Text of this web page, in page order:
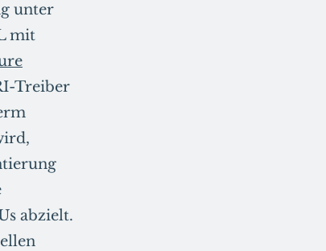
unter
mit
Treiber
abzielt.